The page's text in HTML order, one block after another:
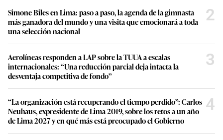
Simone Biles en Lima: paso a paso, la agenda de la gimnasta
más ganadora del mundo y una visita que emocionará a toda
una selección nacional
2
Aerolíneas responden a LAP sobre la TUUA a escalas
internacionales: “Una reducción parcial deja intacta la
desventaja competitiva de fondo”
3
“La organización está recuperando el tiempo perdido”: Carlos
Neuhaus, expresidente de Lima 2019, sobre los retos a un año
de Lima 2027 y en qué más está preocupado el Gobierno
4